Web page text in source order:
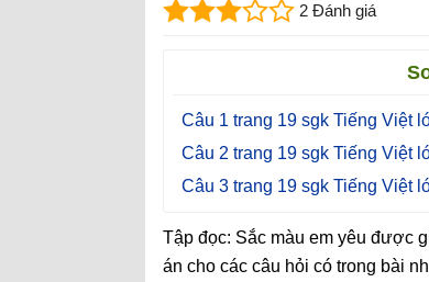
2 Đánh giá
Câu 1 trang 19 sgk Tiếng Việt
Câu 2 trang 19 sgk Tiếng Việt
Câu 3 trang 19 sgk Tiếng Việt
Tập đọc: Sắc màu em yêu được
án cho các câu hỏi có trong bài